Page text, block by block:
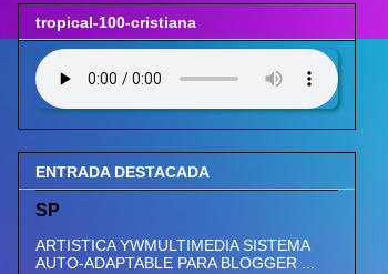
tropical-100-cristiana
ENTRADA DESTACADA
SP
ARTISTICA YWMULTIMEDIA SISTEMA
AUTO-ADAPTABLE PARA BLOGGER ...